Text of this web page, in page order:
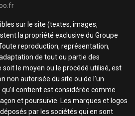
sur le site (textes, images,
la propriété exclusive du Groupe
reproduction, représentation,
de tout ou partie des
le moyen ou le procédé utilisé, est
non autorisée du site ou de l’un
contient est considérée comme
et poursuivie. Les marques et logos
par les sociétés qui en sont